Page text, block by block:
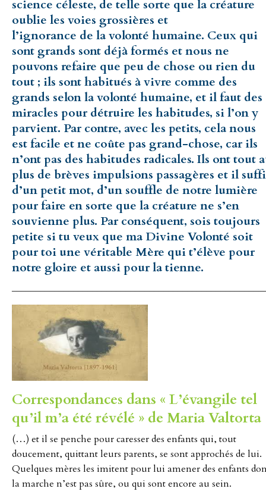
science céleste, de telle sorte que la créature
oublie les voies grossières et
l’ignorance de la volonté humaine. Ceux qui
sont grands sont déjà formés et nous ne
pouvons refaire que peu de chose ou rien du
tout ; ils sont habitués à vivre comme des
grands selon la volonté humaine, et il faut des
miracles pour détruire les habitudes, si l’on y
parvient. Par contre, avec les petits, cela nous
est facile et ne coûte pas grand-chose, car ils
n’ont pas des habitudes radicales. Ils ont tout
plus de brèves impulsions passagères et il
d’un petit mot, d’un souffle de notre lumière
pour faire en sorte que la créature ne s’en
souvienne plus. Par conséquent, sois toujours
petite si tu veux que ma Divine Volonté soit
pour toi une véritable Mère qui t’élève pour
notre gloire et aussi pour la tienne.
Correspondances dans « L’évangile tel
qu’il m’a été révélé » de Maria Valtorta
(…) et il se penche pour caresser des enfants qui, tout
doucement, quittant leurs parents, se sont approchés de lui.
Quelques mères les imitent pour lui amener des enfants
la marche n’est pas sûre, ou qui sont encore au sein.